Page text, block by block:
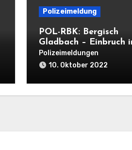
Polizeimeldung
POL-RBK: Bergisch
Gladbach – Einbruch
Eiscafé
Polizeimeldungen
10. Oktober 2022